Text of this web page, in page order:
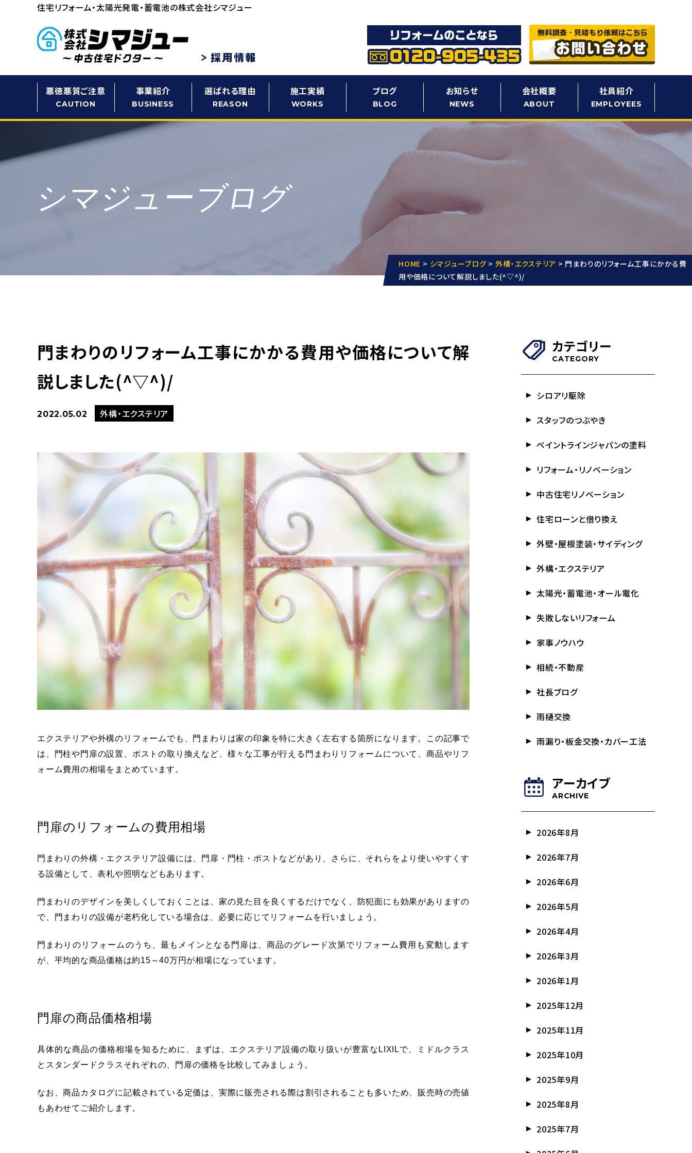
住宅リフォーム・太陽光発電・蓄電池の株式会社シマジュー
悪徳悪質ご注意
CAUTION
事業紹介
BUSINESS
選ばれる理由
REASON
施工実績
WORKS
ブログ
BLOG
お知らせ
NEWS
会社概要
ABOUT
社員紹介
EMPLOYEES
シマジューブログ
HOME > シマジューブログ> 外構・エクステリア > 門まわりのリフォーム工事にかかる費
用や価格について解説しました(^▽^)/
門まわりのリフォーム工事にかかる費用や価格について解
説しました(^▽^)/
2022.05.02 外構・エクステリア
エクステリアや外構のリフォームでも、門まわりは家の印象を特に大きく左右する箇所になります。この記事で
は、門柱や門扉の設置、ポストの取り換えなど、様々な工事が行える門まわりリフォームについて、商品やリフ
ォーム費用の相場をまとめています。
門扉のリフォームの費用相場
門まわりの外構・エクステリア設備には、門扉・門柱・ポストなどがあり、さらに、それらをより使いやすくす
る設備として、表札や照明などもあります。
門まわりのデザインを美しくしておくことは、家の見た目を良くするだけでなく、防犯面にも効果がありますの
で、門まわりの設備が老朽化している場合は、必要に応じてリフォームを行いましょう。
門まわりのリフォームのうち、最もメインとなる門扉は、商品のグレード次第でリフォーム費用も変動します
が、平均的な商品価格は約15～40万円が相場になっています。
門扉の商品価格相場
具体的な商品の価格相場を知るために、まずは、エクステリア設備の取り扱いが豊富なLIXILで、ミドルクラス
とスタンダードクラスそれぞれの、門扉の価格を比較してみましょう。
なお、商品カタログに記載されている定価は、実際に販売される際は割引されることも多いため、販売時の売値
もあわせてご紹介します。
カテゴリー
CATEGORY
シロアリ駆除
スタッフのつぶやき
ペイントラインジャパンの塗料
リフォーム・リノベーション
中古住宅リノベーション
住宅ローンと借り換え
外壁・屋根塗装・サイディング
外構・エクステリア
太陽光・蓄電池・オール電化
失敗しないリフォーム
家事ノウハウ
相続・不動産
社長ブログ
雨樋交換
雨漏り・板金交換・カバー工法
アーカイブ
ARCHIVE
2026年8月
2026年7月
2026年6月
2026年5月
2026年4月
2026年3月
2026年1月
2025年12月
2025年11月
2025年10月
2025年9月
2025年8月
2025年7月